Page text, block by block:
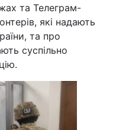
та Телеграм-
які надають
та про
суспільно